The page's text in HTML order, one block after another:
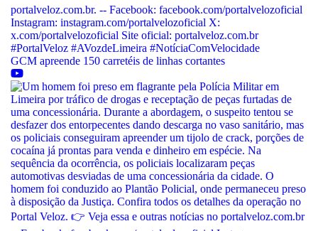
GCM apreende 150 carretéis de linhas cortantes